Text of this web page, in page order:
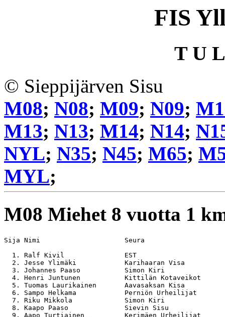
FIS
T U
© Sieppijärven Sisu
M08; N08; M09; N09;
M13; N13; M14; N14;
NYL; N35; N45; M65;
MYL;
M08 Miehet 8 vuotta 1
Sija Nimi                     Seura
1. Ralf Kivil               EST
2. Jesse Ylimäki            Karihaaran Visa
3. Johannes Paaso           Simon Kiri
4. Henri Juntunen           Kittilän Kotaveikot
5. Tuomas Laurikainen       Aavasaksan Kisa
6. Sampo Helkama            Perniön Urheilijat
7. Riku Mikkola             Simon Kiri
8. Kaapo Paaso              Sievin Sisu
9. Aapo Turtiainen          Kerimäen Urheilijat